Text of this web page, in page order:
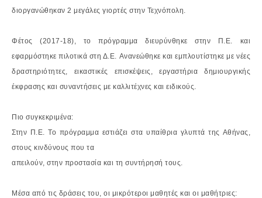
διοργανώθηκαν 2 μεγάλες γιορτές στην Τεχνόπολη.
Φέτος (2017-18), το πρόγραμμα διευρύνθηκε στην Π.Ε. και
εφαρμόστηκε πιλοτικά στη Δ.Ε. Ανανεώθηκε και εμπλουτίστηκε με νέες
δραστηριότητες, εικαστικές επισκέψεις, εργαστήρια δημιουργικής
έκφρασης και συναντήσεις με καλλιτέχνες και ειδικούς.
Πιο συγκεκριμένα:
Στην Π.Ε.Το πρόγραμμα εστιάζει στα υπαίθρια γλυπτά της Αθήνας,
στους κινδύνους που τα
απειλούν, στην προστασία και τη συντήρησή τους.
Μέσα από τις δράσεις του, οι μικρότεροι μαθητές και οι μαθήτριες: